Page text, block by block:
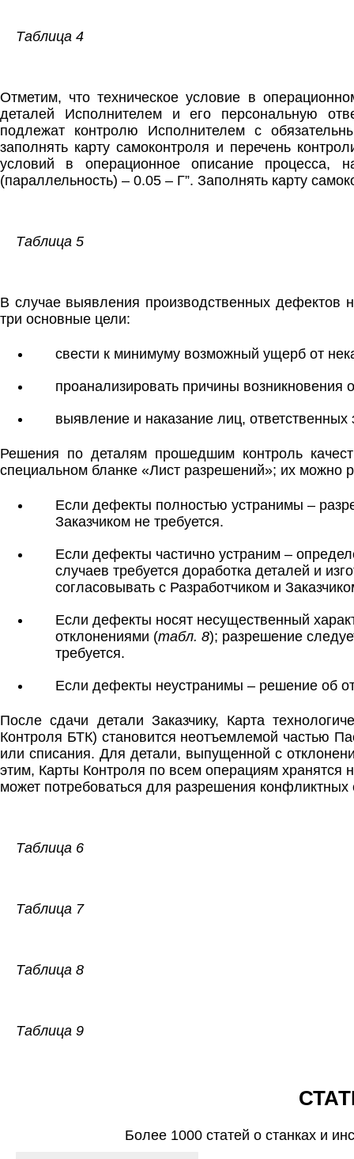
Таблица 4
Отметим, что техническое условие в
деталей Исполнителем и его персональную
подлежат контролю Исполнителем с
заполнять карту самоконтроля и перечень
условий в операционное описание
(параллельность) – 0.05 – Г”. Заполнять карту
Таблица 5
В случае выявления производственных дефектов
три основные цели:
свести к минимуму возможный ущерб от
проанализировать причины возникновения
выявление и наказание лиц, ответственных
Решения по деталям прошедшим контроль
специальном бланке «Лист разрешений»; их можно
Если дефекты полностью устранимы –
Заказчиком не требуется.
Если дефекты частично устраним –
случаев требуется доработка деталей и
согласовывать с Разработчиком и
Если дефекты носят несущественный
отклонениями (табл. 8); разрешение
требуется.
Если дефекты неустранимы – решение об
После сдачи детали Заказчику, Карта
Контроля БТК) становится неотъемлемой частью
или списания. Для детали, выпущенной с
этим, Карты Контроля по всем операциям хранятся
может потребоваться для разрешения
Таблица 6
Таблица 7
Таблица 8
Таблица 9
Более 1000 статей о станках и